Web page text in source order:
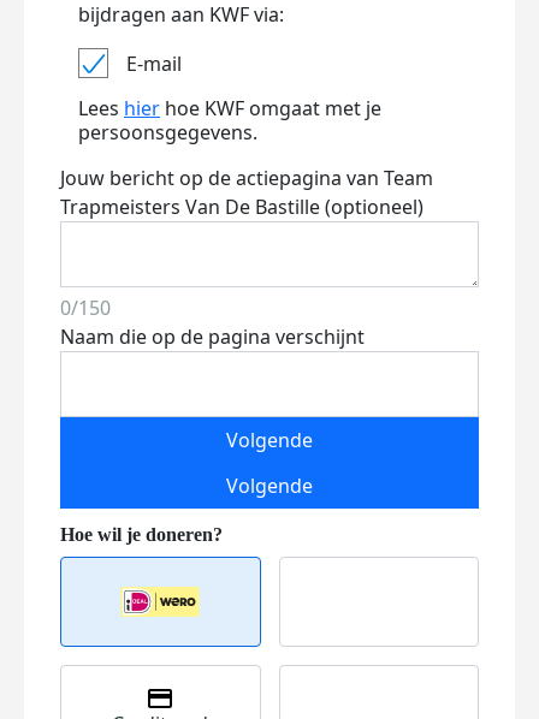
bijdragen aan KWF via:
E-mail
Lees hier hoe KWF omgaat met je
persoonsgegevens.
Jouw bericht op de actiepagina van Team
Trapmeisters Van De Bastille (optioneel)
0/150
Naam die op de pagina verschijnt
Volgende
Volgende